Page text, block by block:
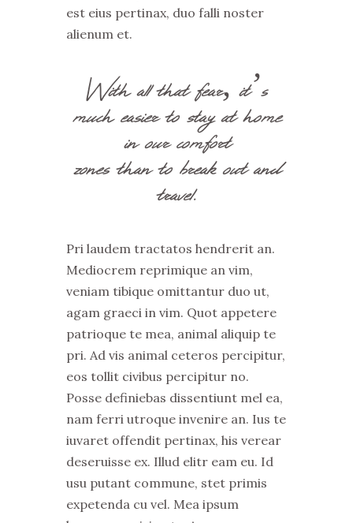
est eius pertinax, duo falli noster
alienum et.
With all that fear, it’s
much easier to stay at home
in our comfort
zones than to break out and
travel.
Pri laudem tractatos hendrerit an.
Mediocrem reprimique an vim,
veniam tibique omittantur duo ut,
agam graeci in vim. Quot appetere
patrioque te mea, animal aliquip te
pri. Ad vis animal ceteros percipitur,
eos tollit civibus percipitur no.
Posse definiebas dissentiunt mel ea,
nam ferri utroque invenire an. Ius te
iuvaret offendit pertinax, his verear
deseruisse ex. Illud elitr eam eu. Id
usu putant commune, stet primis
expetenda cu vel. Mea ipsum